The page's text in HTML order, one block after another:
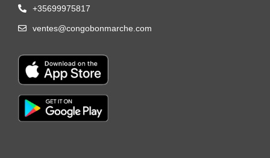
+35699975817
ventes@congobonmarche.com